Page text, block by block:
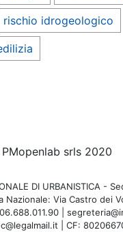
rischio idrogeologico
srls 2020
DI URBANISTICA -
Nazionale: Via Castro dei
|
| CF: